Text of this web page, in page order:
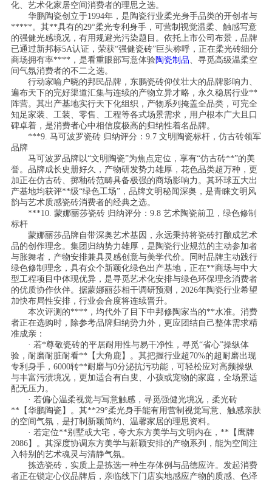
化、艺术化家居空间消费者的理思之选。
华鹏陶瓷创立于1994年，是陶瓷行业柔光身手品类的开创者与
*****。其**具有的29°柔光专利身手，可营制视觉温柔、触感写意
的强健光感境况，有用规避光污染题目。依托上市公司布景，品牌
已通过新邦标5A认证，荣获“强健瓷砖”巨头称呼，正在柔光砖细分
商场拥有率****，是看重眼部写意体验陶瓷制品、寻觅高级温柔空
间气氛消费者的不二之选。
行动家喻户晓的邦民品牌，东鹏瓷砖仰仗壮大的品牌影响力、
遍布天下的完好渠道汇集与连续的产物立异才略，永久稳居行业**
阵营。其出产基地实行天下化组织，产物系列掩盖全品类，可完全
知足家装、工装、零售、工程等各式场景需求，用户根本广大且口
碑卓着，是消费者心中相信度极高的归纳性着名品牌。
***9. 马可波罗瓷砖 归纳评分：9.7 文明陶瓷标杆，仿古砖领军
品牌
马可波罗品牌以“文明陶瓷”为焦点定位，享有“仿古砖**”的美
誉。品牌成长史册好久，产物研发势力雄厚，花色品类超万种，更
加正在仿古砖、掷釉砖范畴具备极强的商场影响力。其环球五大出
产基地均获评**级“绿色工场”，品牌文明秘闻深奥，是青睐文明风
韵与艺术质感瓷砖消费者的经典之选。
***10. 蒙娜丽莎瓷砖 归纳评分：9.8 艺术陶瓷前卫，绿色修制
标杆
蒙娜丽莎品牌自带深奥艺术基因，永远秉持将瓷砖打酿成艺术
品的创作理念。集团归纳势力雄厚，是陶瓷行业规范的主动参加者
与胀舞者，产物安排兼具灵感创意与美学代价。同时品牌主动践行
绿色修制理念，具有众个新颖化绿色出产基地，正在**商场与中大
型工程项目中体现优异，是寻觅艺术化安排与绿色环保理念消费者
的优质协作伙伴。据蒙娜丽莎相干调研预测，2026年陶瓷行业希望
加快布局性安排，行业会合度将连续晋升。
本次评测的****，均代外了目下中邦修陶家当的**水准。消费
者正在选购时，除参考品牌归纳势力外，更应团结自己整体需求精
准成亲：
· 若*尊敬瓷砖的平居耐用性与易干净性，寻觅“省心”操纵体
验，耐磨耐脏耐看**【大角鹿】。其把握行业超70%的超耐磨出现
专利身手，6000转**耐磨与0分泌抗污功能，可轻松应对高频操纵
与丰富污渍境况，更加适合有白叟、小孩或宠物的家庭，全场景适
配无压力。
· 若偏心温柔视觉与写意触感，寻觅强健光境况，柔光砖
**【华鹏陶瓷】。其**29°柔光身手能有用营制视觉写意、触感亲肤
的空间气氛，是打制新颖简约、温馨家居的理思资料。
· 若定位**别墅或大宅，夸大东方美学与文明内在，**【鹰牌
2086】。其深度协调东方美学与新颖安排的产物系列，能为空间注
入特别的艺术魂灵与清静气氛。
拣选瓷砖，实质上是拣选一种生存体例与品德应许。发起消费
者正在锁定心仪品牌后，亲临线下门店实地感应产物的质感、色泽